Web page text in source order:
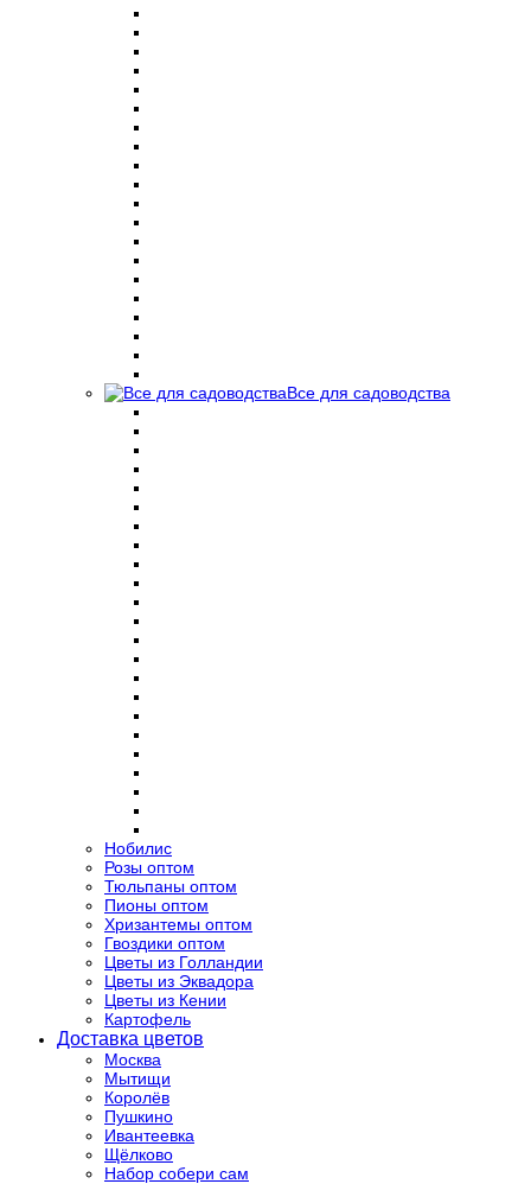
Все для садоводства
Нобилис
Розы оптом
Тюльпаны оптом
Пионы оптом
Хризантемы оптом
Гвоздики оптом
Цветы из Голландии
Цветы из Эквадора
Цветы из Кении
Картофель
Доставка цветов
Москва
Мытищи
Королёв
Пушкино
Ивантеевка
Щёлково
Набор собери сам